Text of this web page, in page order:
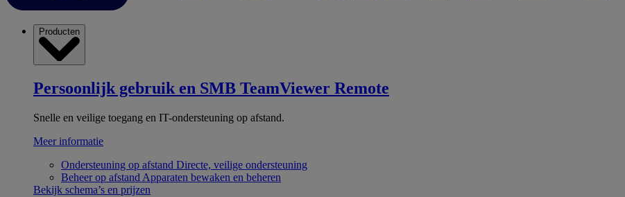
Producten
Persoonlijk gebruik en SMB TeamViewer Remote
Snelle en veilige toegang en IT-ondersteuning op afstand.
Meer informatie
Ondersteuning op afstand Directe, veilige ondersteuning
Beheer op afstand Apparaten bewaken en beheren
Bekijk schema’s en prijzen